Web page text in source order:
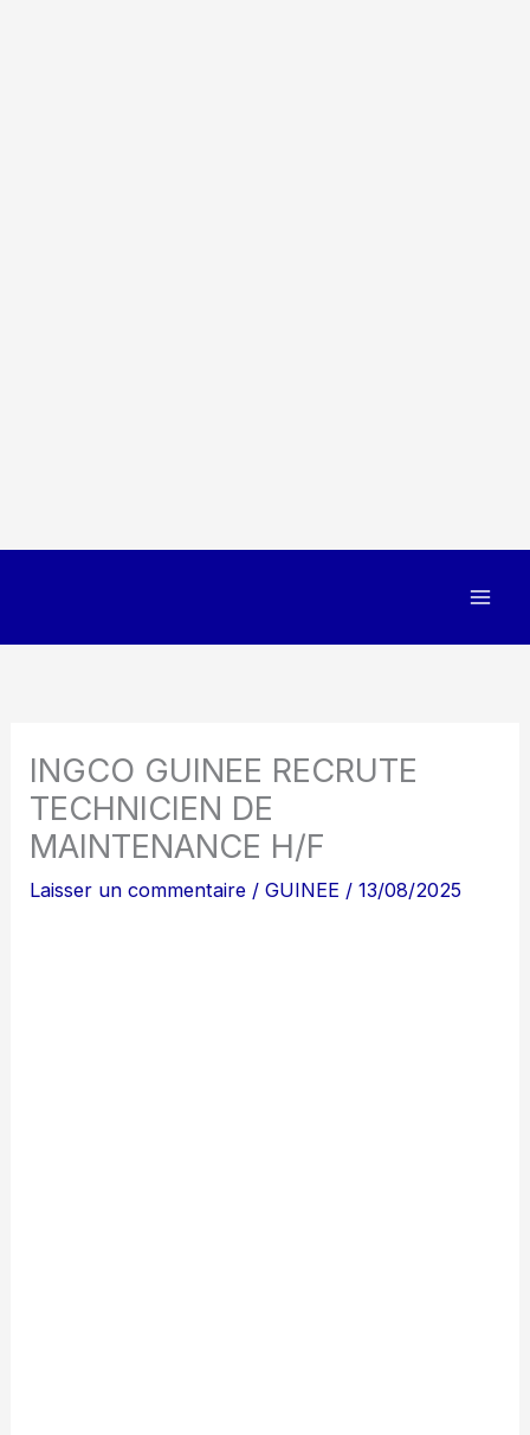
INGCO GUINEE RECRUTE
TECHNICIEN DE
MAINTENANCE H/F
Laisser un commentaire /GUINEE /13/08/2025